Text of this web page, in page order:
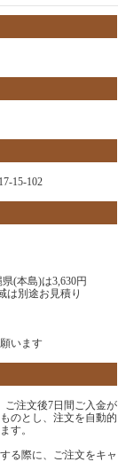
15-102
(本島)は3,630円
は別途お見積り
います
ご注文後7日間ご入金が
のとし、注文を自動的
す。
る際に、ご注文をキャ